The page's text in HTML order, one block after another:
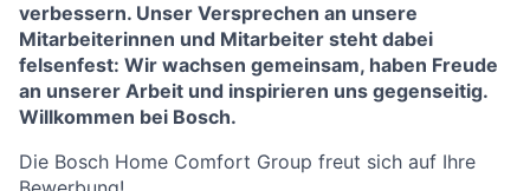
verbessern. Unser Versprechen an unsere
Mitarbeiterinnen und Mitarbeiter steht dabei
felsenfest: Wir wachsen gemeinsam, haben Freude
an unserer Arbeit und inspirieren uns gegenseitig.
Willkommen bei Bosch.
Die Bosch Home Comfort Group freut sich auf Ihre